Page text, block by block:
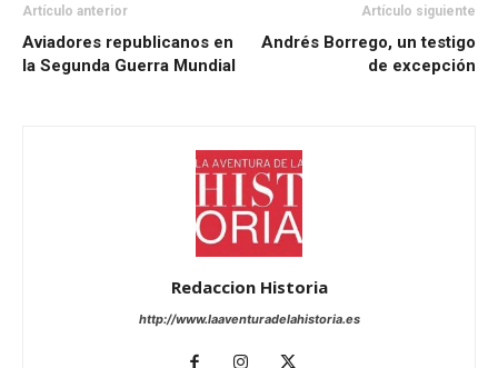
Artículo anterior
Aviadores republicanos en
la Segunda Guerra Mundial
Artículo siguiente
Andrés Borrego, un testigo
de excepción
Redaccion Historia
http://www.laaventuradelahistoria.es